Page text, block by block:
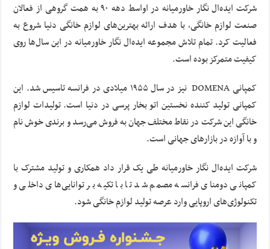
شرکت ایده‌ال نگار خاورمیانه در اواسط دهه ۹۰ به همت گروهی از فعالان
صنعت لوازم خانگی، با هدف ارائه بهترین‌های لوازم خانگی دنیا شروع به
فعالیت کرد. تمام تلاش مجموعه ایده‌ال نگار خاورمیانه در این سال‌ها روی
کیفیت متمرکز بوده است.
کمپانی DOMENA نیز در سال ۱۹۵۵ میلادی در فرانسه تاسیس شد. این
کمپانی تولید کننده نخستین اتو بخار پرسی در دنیا است. تولیدات لوازم
خانگی این شرکت در نقاط مختلف جهان به فروش می‌رسد و برندی خوش نام
و با آوازه در بازارهای جهانی است.
شرکت ایده‌ال نگار خاورمیانه طی یک قرار داد همکاری و تولید مشترک با
کمپانی دومنای فرانسه مصمم شد تا با تکیه بر توانایی‌های داخلی و
تکنولوژی‌های اروپایی وارد عرصه تولید لوازم خانگی شود.